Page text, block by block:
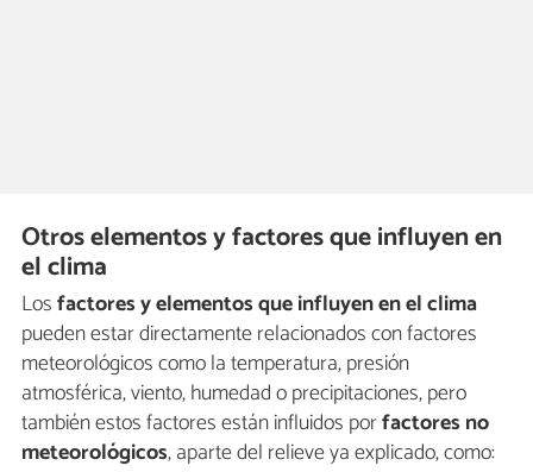
Otros elementos y factores que influyen en
el clima
Losfactores y elementos que influyen en el clima
pueden estar directamente relacionados con factores
meteorológicos como la temperatura, presión
atmosférica, viento, humedad o precipitaciones, pero
también estos factores están influidos porfactores no
meteorológicos, aparte del relieve ya explicado, como: